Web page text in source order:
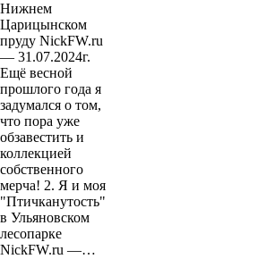
Нижнем
Царицынском
пруду NickFW.ru
— 31.07.2024г.
Ещё весной
прошлого года я
задумался о том,
что пора уже
обзавестить и
коллекцией
собственного
мерча! 2. Я и моя
"Птичканутость"
в Ульяновском
лесопарке
NickFW.ru —…